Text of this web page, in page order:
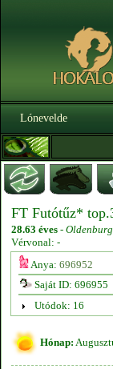
Lónevelde
FT Futótűz*
28.63 éves -
Vérvonal: -
Anya: 696952
Saját ID: 696955
Utódok: 16
Hónap: